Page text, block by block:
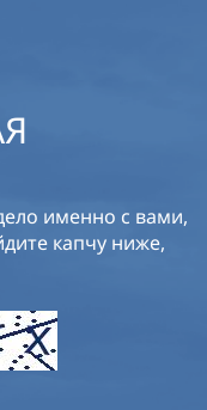
именно с вами,
капчу ниже,